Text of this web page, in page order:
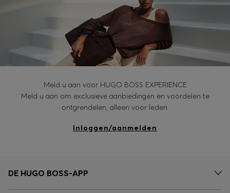
Meld u aan voor HUGO BOSS EXPERIENCE
Meld u aan om exclusieve aanbiedingen en voordelen te
ontgrendelen, alleen voor leden.
Inloggen/aanmelden
DE HUGO BOSS-APP